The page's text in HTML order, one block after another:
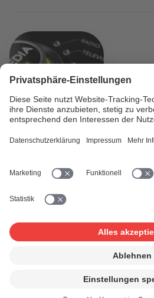
Ausblick und Einblick
Der Vorstand hat sich in seinen
das Jahr 2020 und der Strategie
Weiterlesen